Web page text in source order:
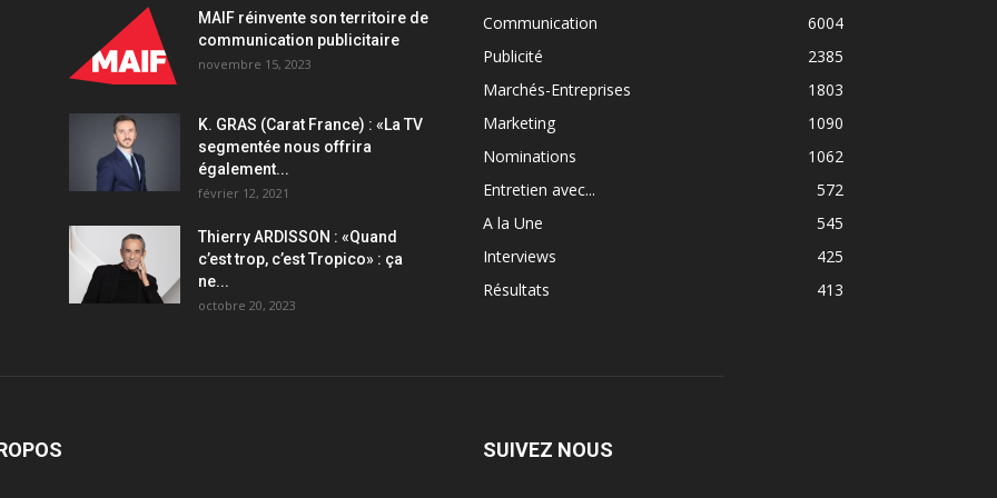
MAIF réinvente son territoire de
communication publicitaire
novembre 15, 2023
K. GRAS (Carat France) : «La TV
segmentée nous offrira
également...
février 12, 2021
Thierry ARDISSON : «Quand
c’est trop, c’est Tropico» : ça
ne...
octobre 20, 2023
Communication
6004
Publicité
2385
Marchés-Entreprises
1803
Marketing
1090
Nominations
1062
Entretien avec...
572
A la Une
545
Interviews
425
Résultats
413
SUIVEZ NOUS